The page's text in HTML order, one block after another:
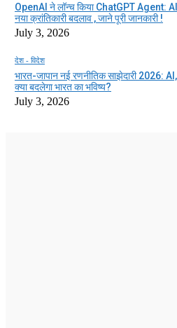
OpenAI ने लॉन्च किया ChatGPT Agent: AI
नया क्रांतिकारी बदलाव , जाने पूरी जानकारी !
July 3, 2026
देश - विदेश
भारत-जापान नई रणनीतिक साझेदारी 2026:
क्या बदलेगा भारत का भविष्य?
July 3, 2026